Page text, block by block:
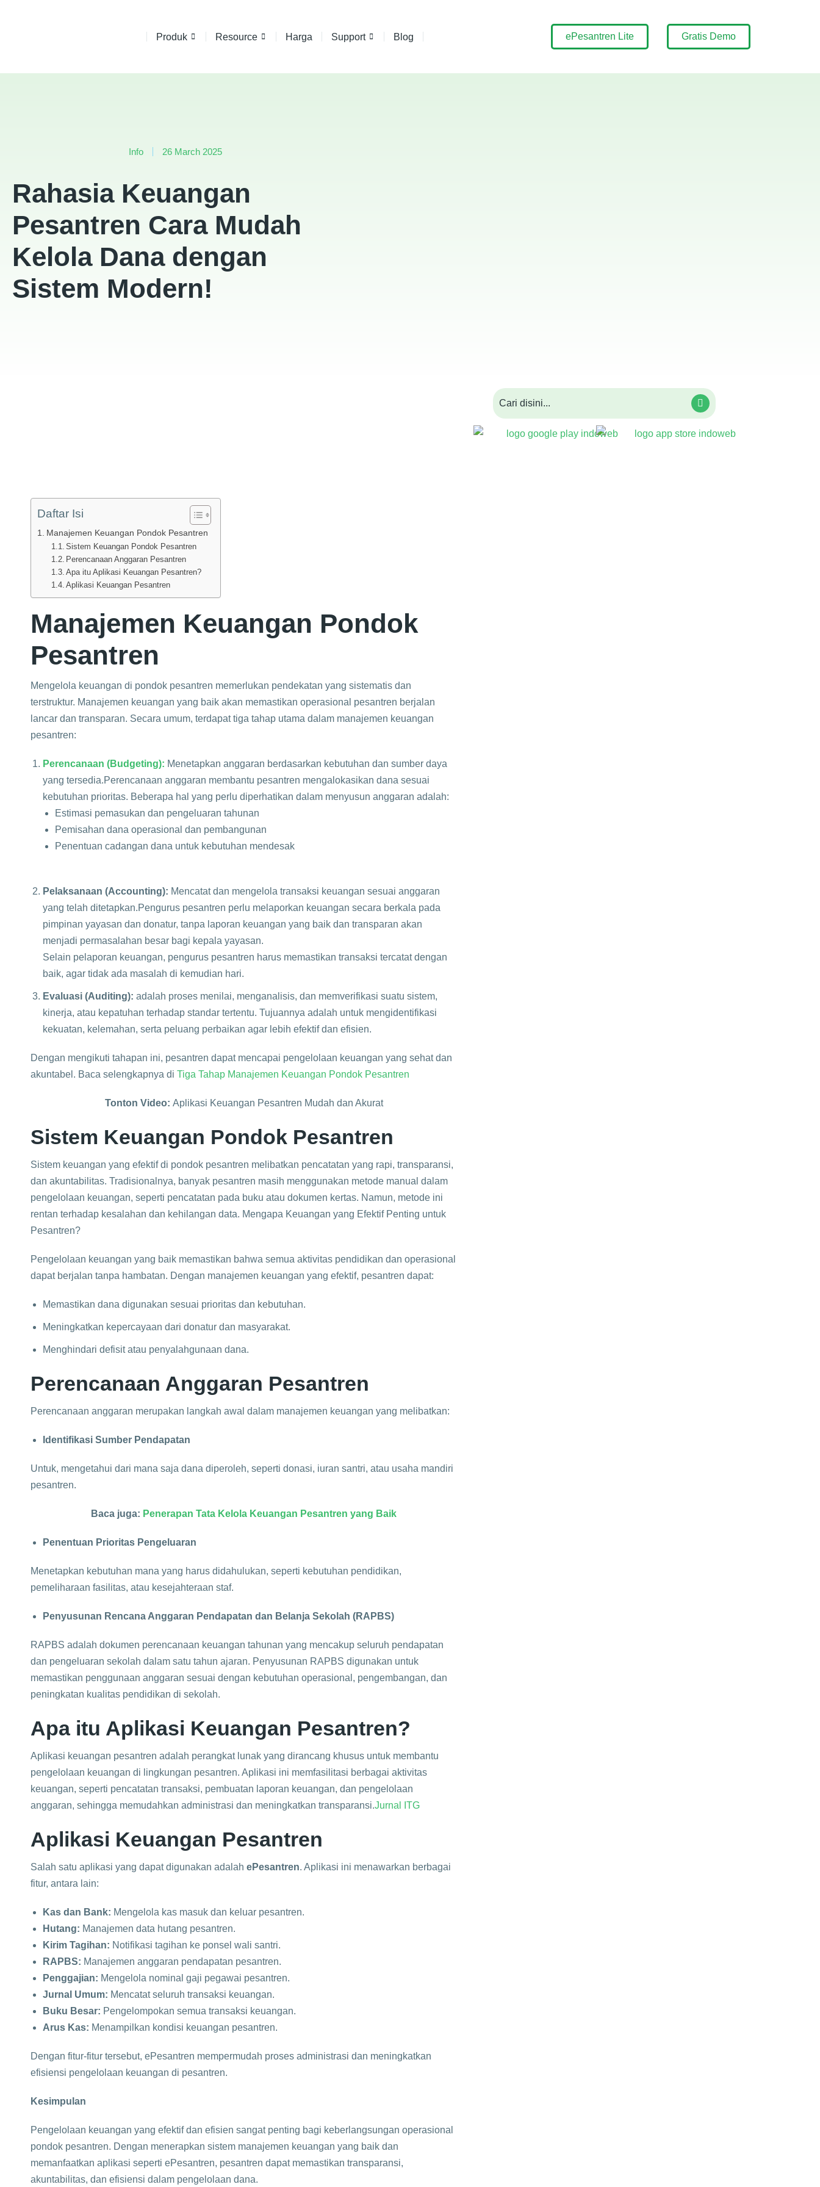
Produk Resource Harga Support Blog ePesantren Lite Gratis Demo
Info 26 March 2025
Rahasia Keuangan
Pesantren Cara Mudah
Kelola Dana dengan
Sistem Modern!
Daftar Isi
Manajemen Keuangan Pondok Pesantren
Sistem Keuangan Pondok Pesantren
Perencanaan Anggaran Pesantren
Apa itu Aplikasi Keuangan Pesantren?
Aplikasi Keuangan Pesantren
Manajemen Keuangan Pondok
Pesantren
Mengelola keuangan di pondok pesantren memerlukan pendekatan yang sistematis dan
terstruktur. Manajemen keuangan yang baik akan memastikan operasional pesantren berjalan
lancar dan transparan. Secara umum, terdapat tiga tahap utama dalam manajemen keuangan
pesantren:
Perencanaan (Budgeting): Menetapkan anggaran berdasarkan kebutuhan dan sumber daya
yang tersedia.​Perencanaan anggaran membantu pesantren mengalokasikan dana sesuai
kebutuhan prioritas. Beberapa hal yang perlu diperhatikan dalam menyusun anggaran adalah:
Estimasi pemasukan dan pengeluaran tahunan
Pemisahan dana operasional dan pembangunan
Penentuan cadangan dana untuk kebutuhan mendesak
Pelaksanaan (Accounting): Mencatat dan mengelola transaksi keuangan sesuai anggaran
yang telah ditetapkan.​Pengurus pesantren perlu melaporkan keuangan secara berkala pada
pimpinan yayasan dan donatur, tanpa laporan keuangan yang baik dan transparan akan
menjadi permasalahan besar bagi kepala yayasan.
Selain pelaporan keuangan, pengurus pesantren harus memastikan transaksi tercatat dengan
baik, agar tidak ada masalah di kemudian hari.
Evaluasi (Auditing): adalah proses menilai, menganalisis, dan memverifikasi suatu sistem,
kinerja, atau kepatuhan terhadap standar tertentu. Tujuannya adalah untuk mengidentifikasi
kekuatan, kelemahan, serta peluang perbaikan agar lebih efektif dan efisien.
Dengan mengikuti tahapan ini, pesantren dapat mencapai pengelolaan keuangan yang sehat dan
akuntabel. ​Baca selengkapnya di Tiga Tahap Manajemen Keuangan Pondok Pesantren
Tonton Video: Aplikasi Keuangan Pesantren Mudah dan Akurat
Sistem Keuangan Pondok Pesantren
Sistem keuangan yang efektif di pondok pesantren melibatkan pencatatan yang rapi, transparansi,
dan akuntabilitas. Tradisionalnya, banyak pesantren masih menggunakan metode manual dalam
pengelolaan keuangan, seperti pencatatan pada buku atau dokumen kertas. Namun, metode ini
rentan terhadap kesalahan dan kehilangan data. Mengapa Keuangan yang Efektif Penting untuk
Pesantren?
Pengelolaan keuangan yang baik memastikan bahwa semua aktivitas pendidikan dan operasional
dapat berjalan tanpa hambatan. Dengan manajemen keuangan yang efektif, pesantren dapat:​
Memastikan dana digunakan sesuai prioritas dan kebutuhan.​
Meningkatkan kepercayaan dari donatur dan masyarakat.​
Menghindari defisit atau penyalahgunaan dana.​
Perencanaan Anggaran Pesantren
Perencanaan anggaran merupakan langkah awal dalam manajemen keuangan yang melibatkan:
Identifikasi Sumber Pendapatan
Untuk, mengetahui dari mana saja dana diperoleh, seperti donasi, iuran santri, atau usaha mandiri
pesantren.​
Baca juga: Penerapan Tata Kelola Keuangan Pesantren yang Baik
Penentuan Prioritas Pengeluaran
Menetapkan kebutuhan mana yang harus didahulukan, seperti kebutuhan pendidikan,
pemeliharaan fasilitas, atau kesejahteraan staf.​
Penyusunan Rencana Anggaran Pendapatan dan Belanja Sekolah (RAPBS)
RAPBS adalah dokumen perencanaan keuangan tahunan yang mencakup seluruh pendapatan
dan pengeluaran sekolah dalam satu tahun ajaran. Penyusunan RAPBS digunakan untuk
memastikan penggunaan anggaran sesuai dengan kebutuhan operasional, pengembangan, dan
peningkatan kualitas pendidikan di sekolah.
Apa itu Aplikasi Keuangan Pesantren?
Aplikasi keuangan pesantren adalah perangkat lunak yang dirancang khusus untuk membantu
pengelolaan keuangan di lingkungan pesantren. Aplikasi ini memfasilitasi berbagai aktivitas
keuangan, seperti pencatatan transaksi, pembuatan laporan keuangan, dan pengelolaan
anggaran, sehingga memudahkan administrasi dan meningkatkan transparansi.​Jurnal ITG
Aplikasi Keuangan Pesantren
Salah satu aplikasi yang dapat digunakan adalah ePesantren. Aplikasi ini menawarkan berbagai
fitur, antara lain:​
Kas dan Bank: Mengelola kas masuk dan keluar pesantren.​
Hutang: Manajemen data hutang pesantren.
Kirim Tagihan: Notifikasi tagihan ke ponsel wali santri.​
RAPBS: Manajemen anggaran pendapatan pesantren.​
Penggajian: Mengelola nominal gaji pegawai pesantren.
Jurnal Umum: Mencatat seluruh transaksi keuangan.
Buku Besar: Pengelompokan semua transaksi keuangan.
Arus Kas: Menampilkan kondisi keuangan pesantren.​
Dengan fitur-fitur tersebut, ePesantren mempermudah proses administrasi dan meningkatkan
efisiensi pengelolaan keuangan di pesantren. ​
Kesimpulan
Pengelolaan keuangan yang efektif dan efisien sangat penting bagi keberlangsungan operasional
pondok pesantren. Dengan menerapkan sistem manajemen keuangan yang baik dan
memanfaatkan aplikasi seperti ePesantren, pesantren dapat memastikan transparansi,
akuntabilitas, dan efisiensi dalam pengelolaan dana.​